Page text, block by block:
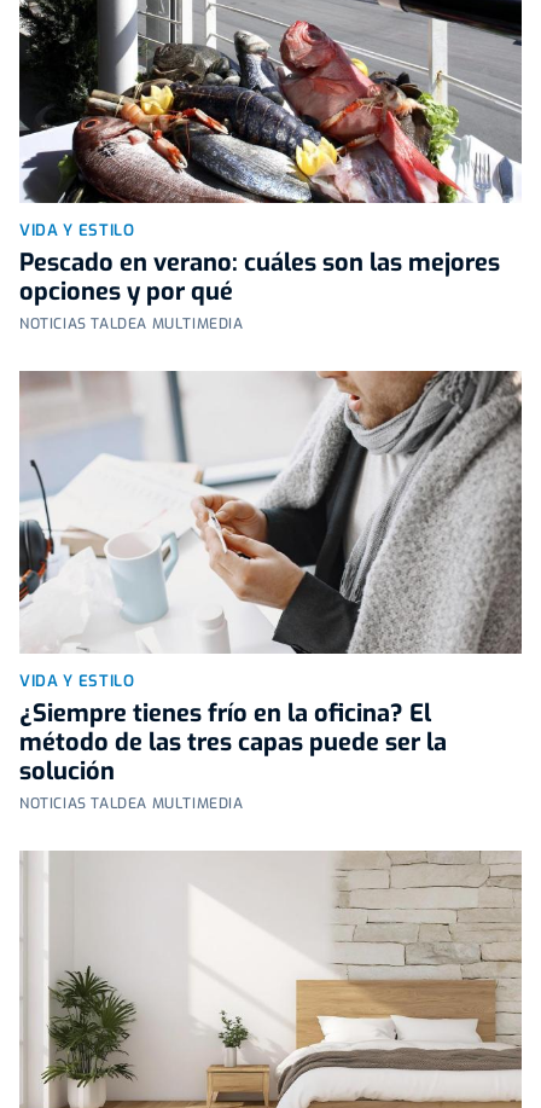
VIDA Y ESTILO
Pescado en verano: cuáles son las mejores
opciones y por qué
NOTICIAS TALDEA MULTIMEDIA
VIDA Y ESTILO
¿Siempre tienes frío en la oficina? El
método de las tres capas puede ser la
solución
NOTICIAS TALDEA MULTIMEDIA